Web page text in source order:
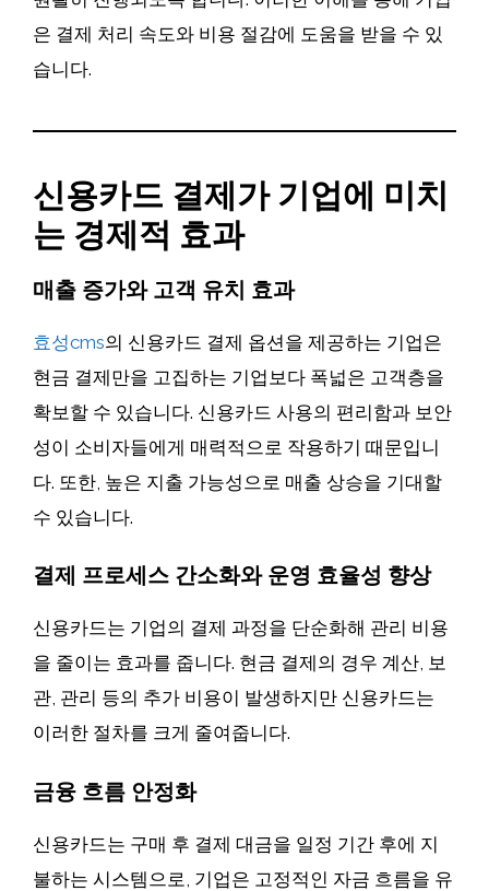
은 결제 처리 속도와 비용 절감에 도움을 받을 수 있
습니다.
신용카드 결제가 기업에 미치
는 경제적 효과
매출 증가와 고객 유치 효과
효성cms의 신용카드 결제 옵션을 제공하는 기업은
현금 결제만을 고집하는 기업보다 폭넓은 고객층을
확보할 수 있습니다. 신용카드 사용의 편리함과 보안
성이 소비자들에게 매력적으로 작용하기 때문입니
다. 또한, 높은 지출 가능성으로 매출 상승을 기대할
수 있습니다.
결제 프로세스 간소화와 운영 효율성 향상
신용카드는 기업의 결제 과정을 단순화해 관리 비용
을 줄이는 효과를 줍니다. 현금 결제의 경우 계산, 보
관, 관리 등의 추가 비용이 발생하지만 신용카드는
이러한 절차를 크게 줄여줍니다.
금융 흐름 안정화
신용카드는 구매 후 결제 대금을 일정 기간 후에 지
불하는 시스템으로, 기업은 고정적인 자금 흐름을 유